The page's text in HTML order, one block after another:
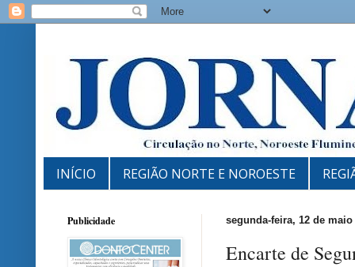
INÍCIO REGIÃO NORTE E NOROESTE
segunda-feira, 12 de maio
Encarte de
Publicidade